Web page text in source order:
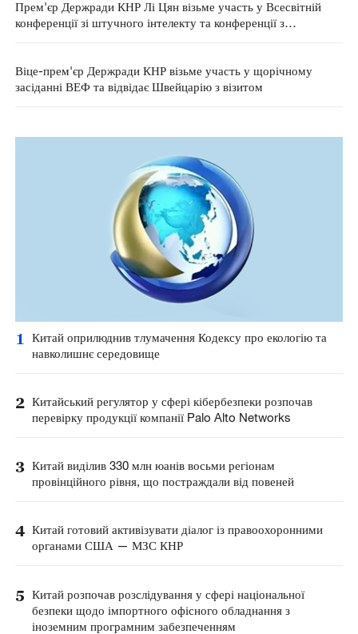
Прем'єр Держради КНР Лі Цян візьме участь у Всесвітній
конференції зі штучного інтелекту та конференції з
Віце-прем'єр Держради КНР візьме участь у щорічному
засіданні ВЕФ та відвідає Швейцарію з візитом
1
Китай оприлюднив тлумачення Кодексу про екологію та
навколишнє середовище
2 Китайський регулятор у сфері кібербезпеки розпочав
перевірку продукції компанії Palo Alto Networks
3 Китай виділив 330 млн юанів восьми регіонам
провінційного рівня, що постраждали від повеней
4 Китай готовий активізувати діалог із правоохоронними
органами США — МЗС КНР
5 Китай розпочав розслідування у сфері національної
безпеки щодо імпортного офісного обладнання з
іноземним програмним забезпеченням